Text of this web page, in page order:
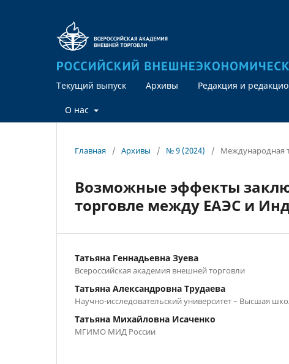
Текущий выпуск Архивы Редакция и
О нас
Главная / Архивы / № 9 (2024) / Международная
Возможные эффекты
торговле между ЕАЭС и
Татьяна Геннадьевна Зуева
Всероссийская академия внешней торговли
Татьяна Александровна Трудаева
Научно-исследовательский университет – Высшая
Татьяна Михайловна Исаченко
МГИМО МИД России